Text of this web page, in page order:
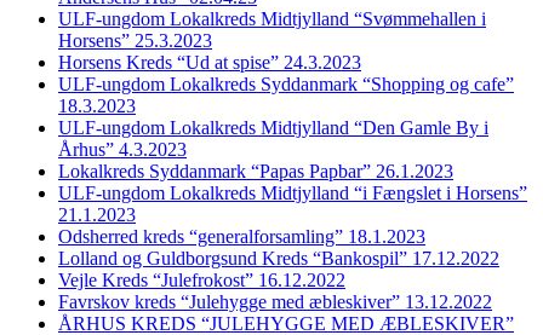
ULF-ungdom Lokalkreds Midtjylland “Svømmehallen i
Horsens” 25.3.2023
Horsens Kreds “Ud at spise” 24.3.2023
ULF-ungdom Lokalkreds Syddanmark “Shopping og cafe”
18.3.2023
ULF-ungdom Lokalkreds Midtjylland “Den Gamle By i
Århus” 4.3.2023
Lokalkreds Syddanmark “Papas Papbar” 26.1.2023
ULF-ungdom Lokalkreds Midtjylland “i Fængslet i Horsens”
21.1.2023
Odsherred kreds “generalforsamling” 18.1.2023
Lolland og Guldborgsund Kreds “Bankospil” 17.12.2022
Vejle Kreds “Julefrokost” 16.12.2022
Favrskov kreds “Julehygge med æbleskiver” 13.12.2022
ÅRHUS KREDS “JULEHYGGE MED ÆBLESKIVER”